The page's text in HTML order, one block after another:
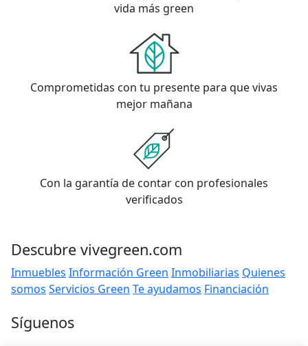
vida más green
Comprometidas con tu presente para que vivas
mejor mañana
Con la garantía de contar con profesionales
verificados
Descubre vivegreen.com
Inmuebles Información Green Inmobiliarias Quienes
somos Servicios Green Te ayudamos Financiación
Síguenos